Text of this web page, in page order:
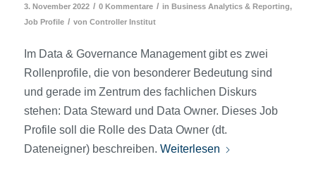
3. November 2022 / 0 Kommentare / in Business Analytics & Reporting,
Job Profile / von Controller Institut
Im Data & Governance Management gibt es zwei
Rollenprofile, die von besonderer Bedeutung sind
und gerade im Zentrum des fachlichen Diskurs
stehen: Data Steward und Data Owner. Dieses Job
Profile soll die Rolle des Data Owner (dt.
Dateneigner) beschreiben. Weiterlesen